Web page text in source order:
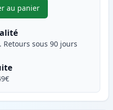
au panier
,Pack de 5 Canon PGI-
Retours sous 90 jours